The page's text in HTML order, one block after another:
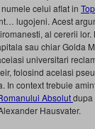
celui aflat in
lugojeni. Acest
al cererii
sau chiar Golda
universitari
folosind acelasi
context trebuie
Absolutdupa
Hausvater.